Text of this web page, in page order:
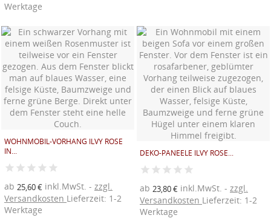
Werktage
WOHNMOBIL-VORHANG ILVY ROSE
IN...
ab 25,60 € inkl.MwSt.
zzgl.
Versandkosten Lieferzeit: 1-2
Werktage
DEKO-PANEELE ILVY ROSE...
ab 23,80 € inkl.MwSt.
zzgl.
Versandkosten Lieferzeit: 1-2
Werktage